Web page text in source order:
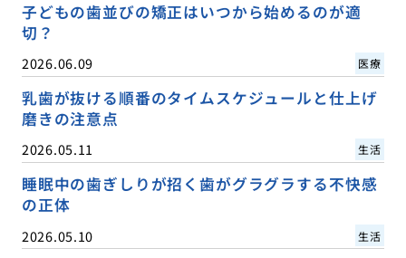
子どもの歯並びの矯正はいつから始めるのが適
切？
2026.06.09 医療
乳歯が抜ける順番のタイムスケジュールと仕上げ
磨きの注意点
2026.05.11 生活
睡眠中の歯ぎしりが招く歯がグラグラする不快感
の正体
2026.05.10 生活